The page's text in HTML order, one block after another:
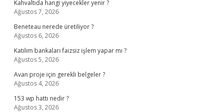
Kahvaltıda hangi yiyecekler yenir ?
Ağustos 7, 2026
Beneteau nerede üretiliyor ?
Ağustos 6, 2026
Katılım bankaları faizsiz işlem yapar mı ?
Ağustos 5, 2026
Avan proje için gerekli belgeler ?
Ağustos 4, 2026
153 wp hattı nedir ?
Ağustos 3, 2026